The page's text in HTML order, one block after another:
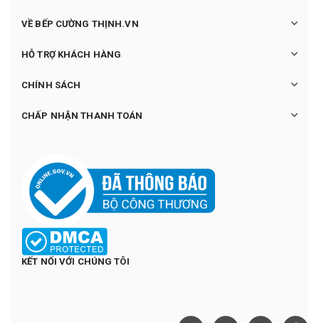
VỀ BẾP CƯỜNG THỊNH.VN
HỖ TRỢ KHÁCH HÀNG
CHÍNH SÁCH
CHẤP NHẬN THANH TOÁN
KẾT NỐI VỚI CHÚNG TÔI